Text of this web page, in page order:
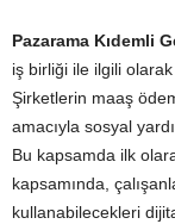
Pazarama Kıdemli
iş birliği ile ilgili
Şirketlerin maaş
amacıyla sosyal
Bu kapsamda ilk
kapsamında,
kullanabilecekleri